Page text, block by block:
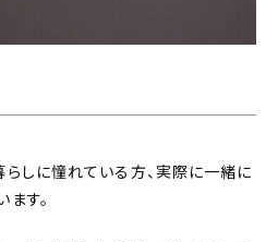
らしに憧れている方、実際に一緒に
す。